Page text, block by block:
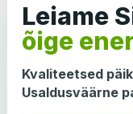
Leiame
õige
Kvaliteetsed
Usaldusväärne